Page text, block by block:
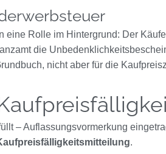
eine Rolle im Hintergrund: Der
die
nicht aber für die
– Auflassungsvormerkung
.